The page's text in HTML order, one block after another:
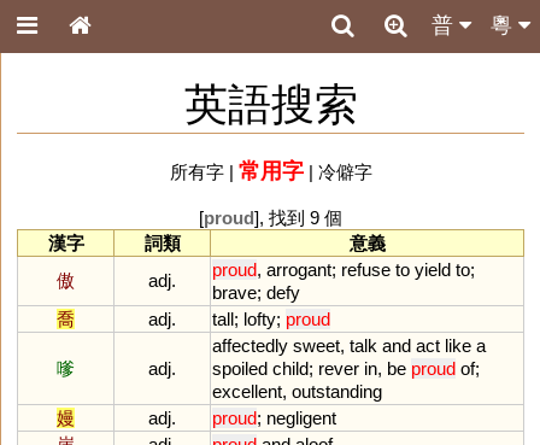
粵
普
英語搜索
所有字| 常用字| 冷僻字
[proud], 找到 9 個
漢字
詞類
意義
傲
adj.
proud, arrogant; refuse to yield to;
brave; defy
喬
adj. tall; lofty; proud
嗲 adj.
affectedly sweet, talk and act like a
spoiled child; rever in, be proud of;
excellent, outstanding
嫚
adj. proud; negligent